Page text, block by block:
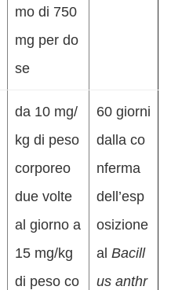
mo di 750
mg per do
se
da 10 mg/
kg di peso
corporeo
due volte
al giorno a
15 mg/kg
di peso co
60 giorni
dalla co
nferma
dell’esp
osizione
al Bacill
us anthr